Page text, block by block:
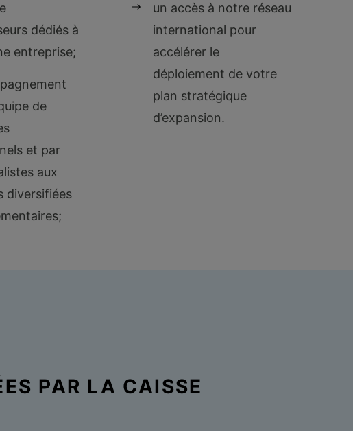
dédiés à
entreprise;
de
et par
aux
diversifiées
un accès à notre réseau
international pour
accélérer le
déploiement de votre
plan stratégique
d’expansion.
PAR LA CAISSE